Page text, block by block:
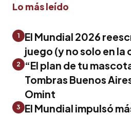
Lo más leído
1
El Mundial 2026
juego (y no solo en la
2
“El plan de tu
Tombras Buenos
Omint
3
El Mundial impulsó